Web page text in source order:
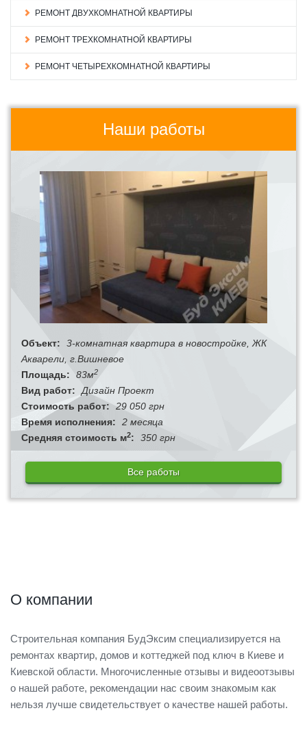
РЕМОНТ ДВУХКОМНАТНОЙ КВАРТИРЫ
РЕМОНТ ТРЕХКОМНАТНОЙ КВАРТИРЫ
РЕМОНТ ЧЕТЫРЕХКОМНАТНОЙ КВАРТИРЫ
Наши работы
Объект:
3-комнатная квартира в новостройке, ЖК
Акварели, г.Вишневое
Площадь:
83м2
Вид работ:
Дизайн Проект
Стоимость работ: 29 050 грн
Время исполнения:
2 месяца
Средняя стоимость м2: 350 грн
Все работы
О компании
Строительная компания БудЭксим специализируется на
ремонтах квартир, домов и коттеджей под ключ в Киеве и
Киевской области. Многочисленные отзывы и видеоотзывы
о нашей работе, рекомендации нас своим знакомым как
нельзя лучше свидетельствует о качестве нашей работы.